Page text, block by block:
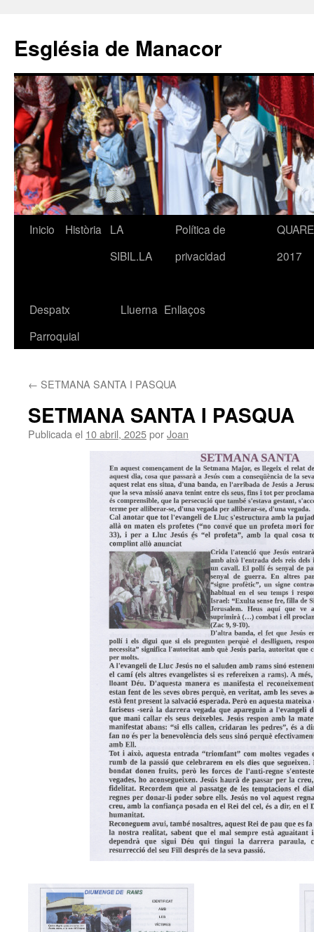
contenido
Església de Manacor
Inicio Història
LA
SIBIL.LA
Política de
privacidad
2017
Despatx
Parroquial
Lluerna Enllaços
← SETMANA SANTA I PASQUA
SETMANA SANTA I PASQUA
Publicada el 10 abril, 2025porJoan